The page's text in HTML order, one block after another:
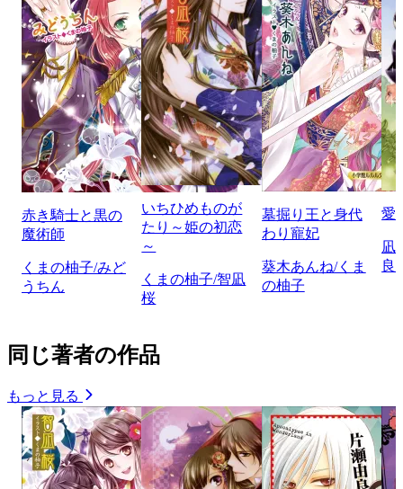
赤き騎士と黒の
魔術師
くまの柚子/みど
うちん
いちひめものが
たり～姫の初恋
～
くまの柚子/智凪
桜
墓掘り王と身代
わり寵妃
葵木あんね/くま
の柚子
愛
凪
良
同じ著者の作品
もっと見る